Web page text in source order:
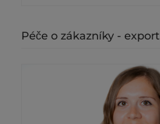
Péče o zákazníky - export